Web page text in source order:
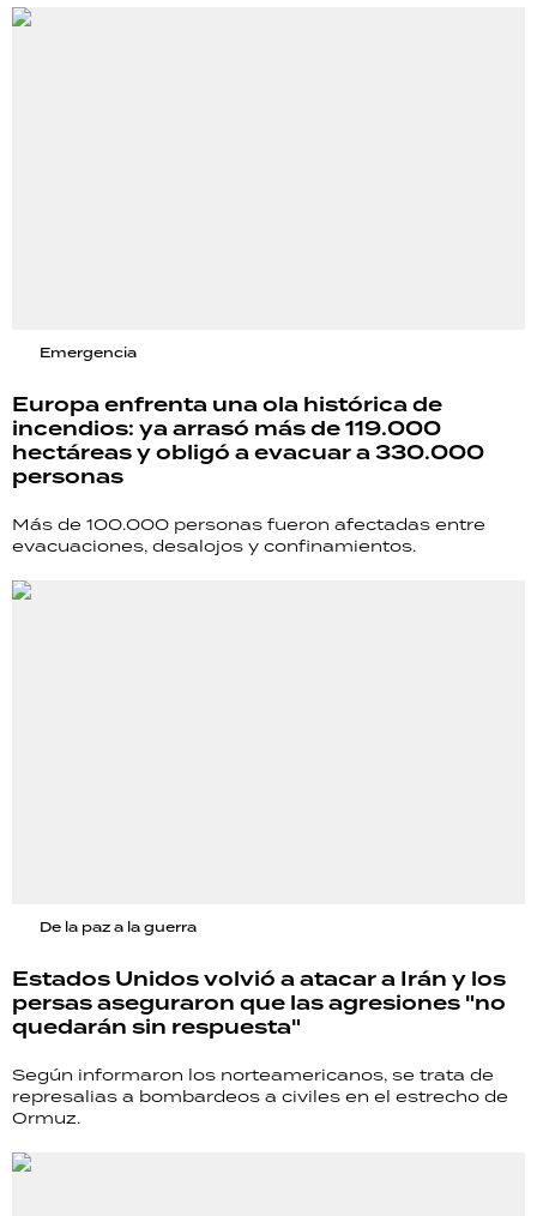
Emergencia
Europa enfrenta una ola histórica de
incendios: ya arrasó más de 119.000
hectáreas y obligó a evacuar a 330.000
personas
Más de 100.000 personas fueron afectadas entre
evacuaciones, desalojos y confinamientos.
De la paz a la guerra
Estados Unidos volvió a atacar a Irán y los
persas aseguraron que las agresiones "no
quedarán sin respuesta"
Según informaron los norteamericanos, se trata de
represalias a bombardeos a civiles en el estrecho de
Ormuz.